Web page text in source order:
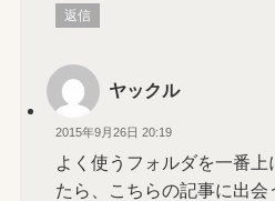
返信
ヤックル
2015年9月26日 20:19
よく使うフォルダを一番
たら、こちらの記事に出会